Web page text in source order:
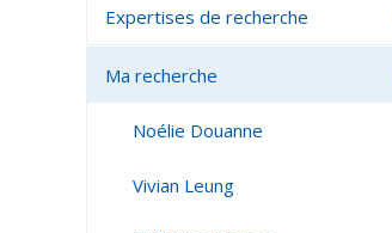
Expertises de recherche
Ma recherche
Noélie Douanne
Vivian Leung